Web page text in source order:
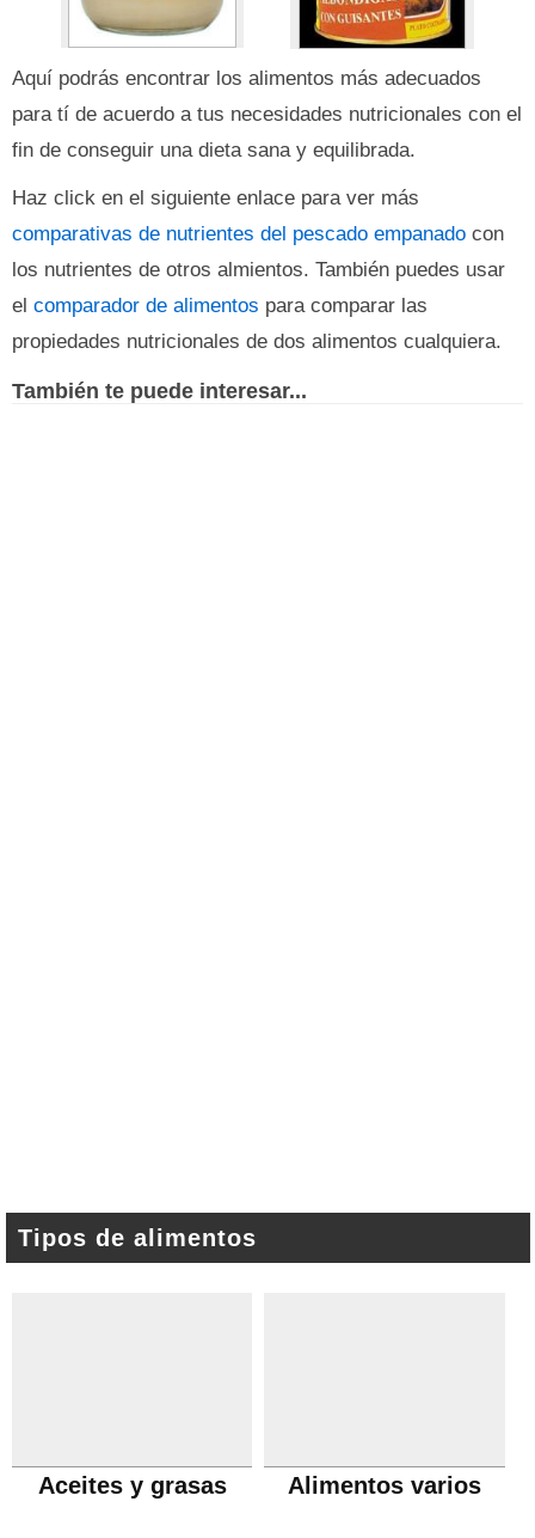
Aquí podrás encontrar los alimentos más adecuados
para tí de acuerdo a tus necesidades nutricionales con el
fin de conseguir una dieta sana y equilibrada.
Haz click en el siguiente enlace para ver más
comparativas de nutrientes del pescado empanado con
los nutrientes de otros almientos. También puedes usar
el comparador de alimentos para comparar las
propiedades nutricionales de dos alimentos cualquiera.
También te puede interesar...
Tipos de alimentos
Aceites y grasas Alimentos varios